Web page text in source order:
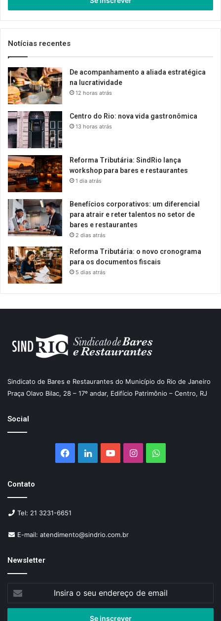
de
email
Notícias recentes
De acompanhamento a aliada estratégica
na lucratividade
12 horas atrás
Centro do Rio: nova vida gastronômica
13 horas atrás
Reforma Tributária: SindRio lança
workshop para bares e restaurantes
1 dia atrás
Benefícios corporativos: um diferencial
para atrair e reter talentos no setor de
bares e restaurantes
2 dias atrás
Reforma Tributária: o novo cronograma
para os documentos fiscais
5 dias atrás
Sindicato de Bares e Restaurantes do Município do Rio de Janeiro
Praça Olavo Bilac, 28 – 17º andar, Edifício Patrimônio – Centro, RJ
Social
Facebook
LinkedinYouTubeInstagramWhatsApp
Contato
Tel: 21 3231-6651
E-mail: atendimento@sindrio.com.br
Newsletter
seu